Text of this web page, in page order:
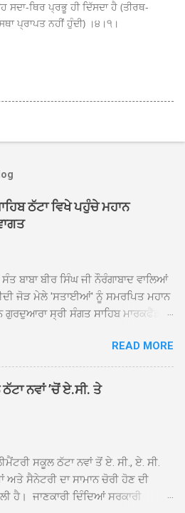
ਥਿਰ ਪ੍ਰਭੂ ਹੀ ਦਿੱਸਦਾ ਹੈ (ਤੀਰਥ-
ਪ੍ਰਾਪਤ ਨਹੀਂ ਹੁੰਦੀ) ।੪।੧।
ਠੱਟਾ ਵਿਖੇ ਪਹੁੰਚੇ ਮਹਾਨ
ਬਾਬਾ ਬੀਰ ਸਿੰਘ ਜੀ ਨੌਰੰਗਾਬਾਦ ਵਾਲਿਆਂ
ਜੋੜ ਮੇਲੇ 'ਸਤਾਈਆਂ' ਨੂੰ ਸਮਰਪਿਤ ਮਹਾਨ
ਗੁਰਦੁਆਰਾ ਸ੍ਰੀ ਸੰਗਤ ਸਾਹਿਬ ਮਾਰਕਫੈੱਡ
ਹੇਠ, ਪੰਜ ਪਿਆਰਿਆਂ ਦੀ ਅਗਵਾਈ ਵਿੱਚ
ਤੋਂ ਪ੍ਰਾਰੰਭ ਹੋ ਕੇ ਪਿੰਡ ਭਗਤਪੁਰ,
ਗੁਲਾਮ, ਮਜਾਦਪੁਰ, ਕੁੱਲੀਆਂ, ਰੱਤਾ ਨੌ
ਅੱਡਾ ਸਾਬੂਵਾਲ, ਦਰੀਏਵਾਲ,
ਮੁੱਖ ਸੇਵਾਦਾਰ ਸੰਤ ਬਾਬਾ ਹਰਜੀਤ ਸਿੰਘ ਤੇ
ਵੱਲੋਂ ਜੈਕਾਰਿਆਂ ਦੀ ਗੂੰਜ ਵਿਚ ਨਿੱਘਾ
ਗਿਆ। ਗੁਰਦੁਆਰਾ ਸ੍ਰੀ ਦਮਦਮਾ ਸਾਹਿਬ
READ MORE
ਨਵਾਂ ’ਚੋਂ ਏ.ਸੀ. ਤੇ
ਸਕੂਲ ਠੱਟਾ ਨਵਾਂ ਤੋਂ ਏ. ਸੀ., ਏ. ਸੀ.
ਅਤੇ ਸੈਨੇਟਰੀ ਦਾ ਸਾਮਾਨ ਚੋਰੀ ਹੋਣ ਦੀ
ਹੈ। ਜਾਣਕਾਰੀ ਦਿੰਦਿਆਂ ਸਰਕਾਰੀ